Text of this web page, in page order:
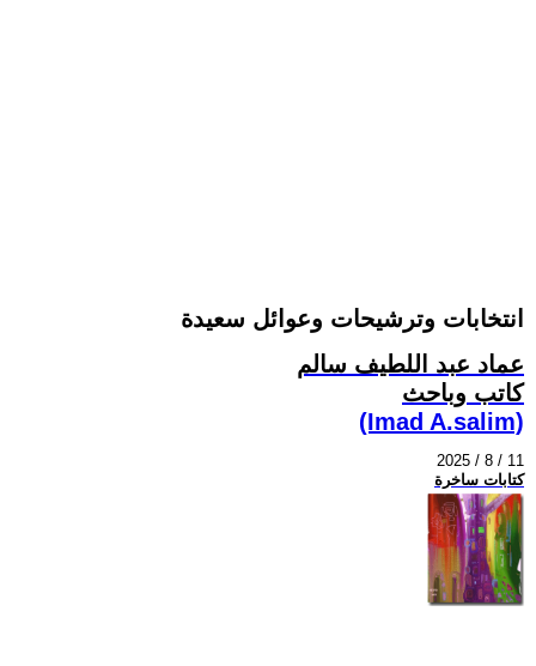
انتخابات وترشيحات وعوائل سعيدة
عماد عبد اللطيف سالم
كاتب وباحث
(Imad A.salim)
2025 / 8 / 11
كتابات ساخرة